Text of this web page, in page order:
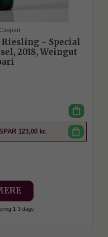
- Special
2018, Weingut
shopping_bag
123,00 kr. shopping_bag
1-3 dage